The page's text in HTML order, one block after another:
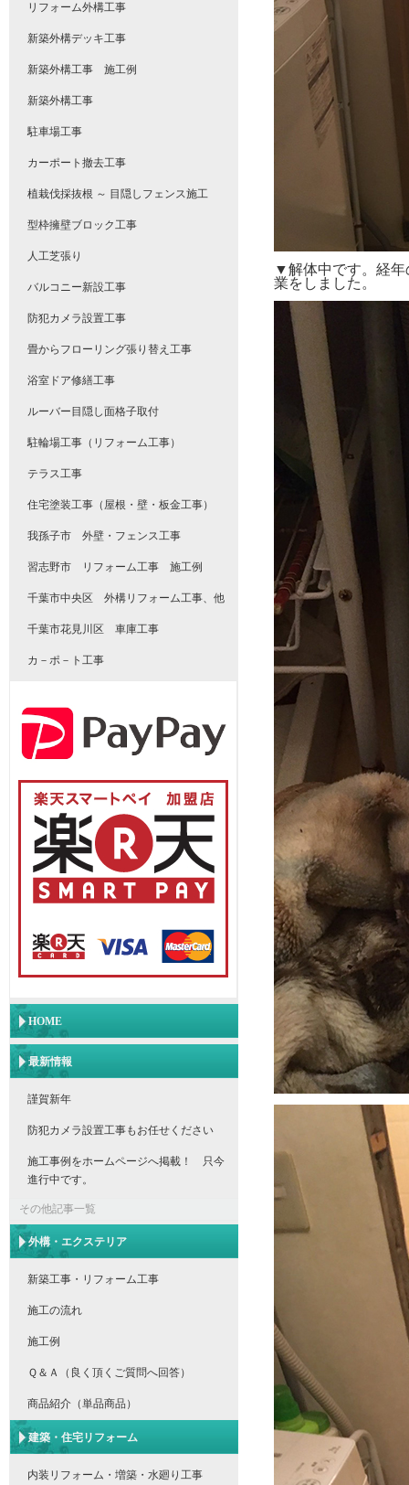
▼解体中です。経年
業をしました。
リフォーム外構工事
新築外構デッキ工事
新築外構工事 施工例
新築外構工事
駐車場工事
カーポート撤去工事
植栽伐採抜根 ～ 目隠しフェンス施工
型枠擁壁ブロック工事
人工芝張り
バルコニー新設工事
防犯カメラ設置工事
畳からフローリング張り替え工事
浴室ドア修繕工事
ルーバー目隠し面格子取付
駐輪場工事（リフォーム工事）
テラス工事
住宅塗装工事（屋根・壁・板金工事）
我孫子市 外壁・フェンス工事
習志野市 リフォーム工事 施工例
千葉市中央区 外構リフォーム工事、他
千葉市花見川区 車庫工事
カ－ポ－ト工事
HOME
最新情報
謹賀新年
防犯カメラ設置工事もお任せください
施工事例をホームページへ掲載！ 只今
進行中です。
その他記事一覧
外構・エクステリア
新築工事・リフォーム工事
施工の流れ
施工例
Ｑ＆Ａ（良く頂くご質問へ回答）
商品紹介（単品商品）
建築・住宅リフォーム
内装リフォーム・増築・水廻り工事